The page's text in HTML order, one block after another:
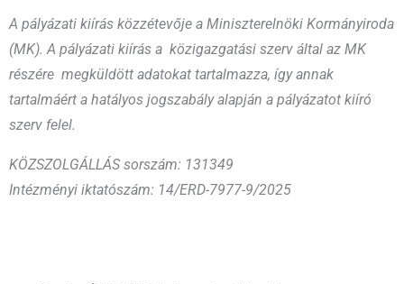
A pályázati kiírás közzétevője a Miniszterelnöki Kormányiroda
(MK). A pályázati kiírás a közigazgatási szerv által az MK
részére megküldött adatokat tartalmazza, így annak
tartalmáért a hatályos jogszabály alapján a pályázatot kiíró
szerv felel.
KÖZSZOLGÁLLÁS sorszám: 131349
Intézményi iktatószám: 14/ERD-7977-9/2025